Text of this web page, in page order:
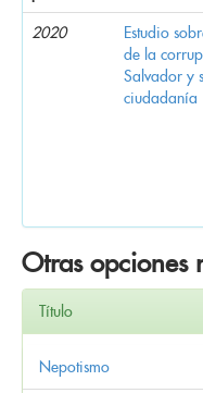
2020
Estudio
de la
Salvador y
ciudadanía
Otras opciones
Título
Nepotismo